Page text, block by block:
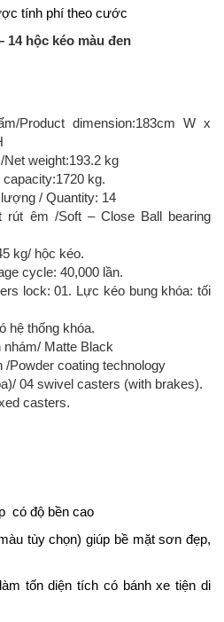
tính phí theo cước
14 hộc kéo màu đen
Product dimension:183cm W x
weight:193.2 kg
kg.
/ Quantity: 14
rút êm /Soft – Close Ball bearing
kg/ hộc kéo.
cycle: 40,000 lần.
lock: 01. Lực kéo bung khóa: tối
hệ thống khóa.
Matte Black
/Powder coating technology
04 swivel casters (with brakes).
casters.
có độ bền cao
tùy chọn) giúp bề mặt sơn đẹp,
tốn diện tích có bánh xe tiện di